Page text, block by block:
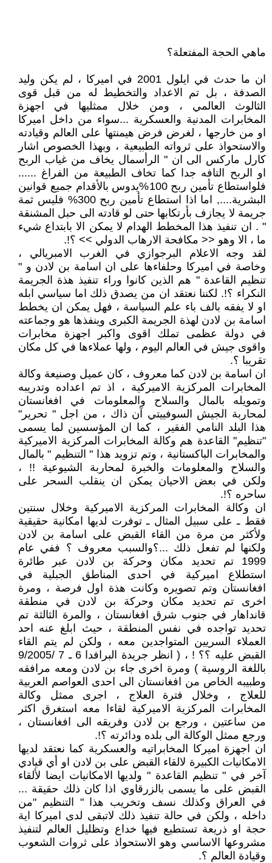
ماهي الحجة المفتعلة؟
ان ما حدث في ايلول 2001 في اميركا ، لم يكن وليد
الصدفة ، بل تم الاعداد والتخطيط له من قبل قوى
الثالوث العالمي ، ومن خلال ممثليها في اجهزة
المخابرات المدنية والعسكرية ...سواء من داخل اميركا
او من خارجها ، لغرض فرض هيمنتها على العالم وقيادته
والاستحواذ على ثرواته الطبيعية ، وبهذا الخصوص اشار
كارل ماركس الى ان " الرأسمال يخاف من غياب الربح
او الربح التافه جدا كما تخاف الطبيعة من الفراغ ......
فلواستطاع تأمين ربح 100%يدوس بالأقدام جميع قوانين
البشرية...., اما اذا استطاع تأمين ربح 300% فليس ثمة
جريمة لا يجازف بأرتكابها حتى لو قادته الى حبل المشنقة
" . ان تنفيذ هذا المخطط الهدام لا يمكن الا بابتداع شيء
ما ، الا وهو << مكافحة الارهاب الدولي >> ؟!.
لقد وجه الاعلام البرجوازي في الغرب الامبريالي ،
وخاصة في اميركا وحلفاءها على ان اسامة بن لادن و "
تنظيم القاعدة " هم الذين كانوا وراء تنفيذ هذة الجريمة
النكراء ؟!. لكننا نعتقد ان من يصدق ذلك اما سياسي ابله
او لا يفقه بالف باء علم السياسة ، فهل يمكن ان يخطط
اسامة بن لادن لهذة الجريمة الكبرى وينفذها هو وجماعته
في دولة عظمى تملك اقوى واكبر اجهزة مخابرات
واقوى جيش في العالم اليوم ، ولها عملاءها في كل مكان
تقريبا ؟.
ان اسامة بن لادن كما معروف ، كان عميل وصنيعة وكالة
المخابرات المركزية الاميركية ، اذ تم اعداده وتدريبه
وتمويله بالمال والسلاح والمعلومات في افغانستان
لمحاربة الجيش السوفييتي آن ذاك ، من اجل " تحرير"
هذا البلد النامي الفقير ، كما ان المؤسسين لما يسمى
"تنظيم" القاعدة هم وكالة المخابرات المركزية الاميركية
والمخابرات الباكستانية ، وتم تزويد هذا " التنظيم " بالمال
والسلاح والمعلومات والخبرة لمحاربة الشيوعية !! ،
ولكن في بعض الاحيان يمكن ان ينقلب السحر على
ساحره ؟!.
ان وكالة المخابرات المركزية الاميركية وخلال سنتين
فقط ـ على سبيل المثال ـ توفرت لديها امكانية حقيقية
ولأكثر من مرة من القاء القبض على اسامة بن لادن
ولكنها لم تفعل ذلك ...؟والسبب معروف ؟ ففي عام
1999 تم تحديد مكان وحركة بن لادن عبر طائرة
استطلاع اميركية في احدى المناطق الجبلية في
افغانستان وتم تصويره وكانت هذة اول فرصة ، ومرة
اخرى تم تحديد مكان وحركة بن لادن في منطقة
قانداهار في جنوب شرق افغانستان ، والمرة الثالثة تم
تحديد تواجده في نفس المنطقة ، حيث ابلغ عنه احد
العملاء السريين المتواجدين معه ، ولكن لم يتم القاء
القبض عليه ؟؟ ! ، ( انظر جريدة البرافدا 6 ـ 7 /9/2005
باللغة الروسية ) ومرة اخرى جاء بن لادن ومعه مرافقه
وطبيبه الخاص من افغانستان الى احدى العواصم العربية
للعلاج ، وخلال فترة العلاج ، اجرى ممثل وكالة
المخابرات المركزية الاميركية لقاءا معه استغرق اكثر
من ساعتين ، ورجع بن لادن وفريقه الى افغانستان ،
ورجع ممثل الوكالة الى بلده ودائرته ؟!.
ان اجهزة اميركا المخابراتيه والعسكرية كما نعتقد لديها
الامكانيات الكبيرة لالقاء القبض على بن لادن او أي قيادي
آخر في " تنظيم القاعدة " ولديها الامكانيات ايضا لألقاء
القبض على ما يسمى بالزرقاوي اذا كان ذلك حقيقة ...
في العراق وكذلك نسف وتخريب هذا " التنظيم "من
داخله ، ولكن في حالة تنفيذ ذلك لاتبقى لدى اميركا اية
حجة او ذريعة تستطيع فيها خداع وتظليل العالم لتنفيذ
مشروعها الاساسي وهو الاستحواذ على ثروات الشعوب
وقيادة العالم ؟.